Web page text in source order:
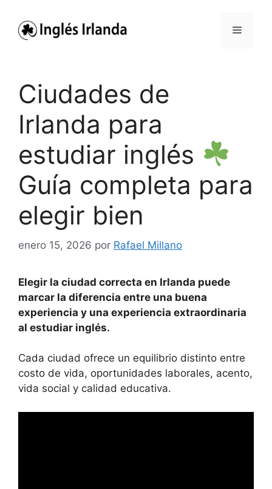
contenido
Menú
Ciudades de
Irlanda para
estudiar inglés
Guía completa para
elegir bien
enero 15, 2026 por Rafael Millano
Elegir la ciudad correcta en Irlanda puede
marcar la diferencia entre una buena
experiencia y una experiencia extraordinaria
al estudiar inglés.
Cada ciudad ofrece un equilibrio distinto entre
costo de vida, oportunidades laborales, acento,
vida social y calidad educativa.